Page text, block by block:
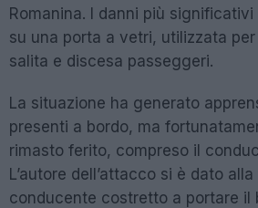
Romanina. I danni più
su una porta a vetri, utilizzata
salita e discesa passeggeri.
La situazione ha generato
presenti a bordo, ma
rimasto ferito, compreso il
L’autore dell’attacco si è dato
conducente costretto a portare il